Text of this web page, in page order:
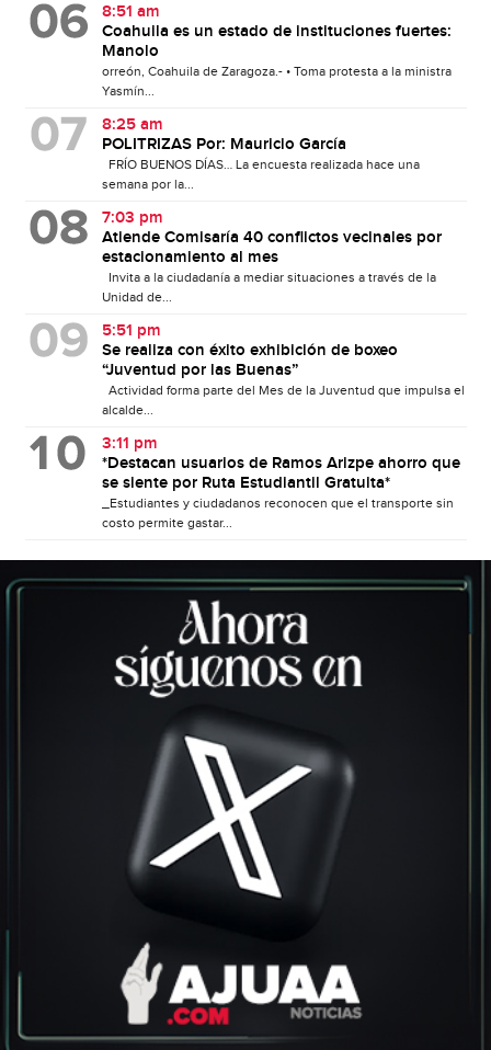
8:51 am
Coahuila es un estado de instituciones fuertes:
Manolo
orreón, Coahuila de Zaragoza.- • Toma protesta a la ministra
Yasmín...
8:25 am
POLITRIZAS Por: Mauricio García
FRÍO BUENOS DÍAS… La encuesta realizada hace una
semana por la...
7:03 pm
Atiende Comisaría 40 conflictos vecinales por
estacionamiento al mes
Invita a la ciudadanía a mediar situaciones a través de la
Unidad de...
5:51 pm
Se realiza con éxito exhibición de boxeo
“Juventud por las Buenas”
Actividad forma parte del Mes de la Juventud que impulsa el
alcalde...
3:11 pm
*Destacan usuarios de Ramos Arizpe ahorro que
se siente por Ruta Estudiantil Gratuita*
_Estudiantes y ciudadanos reconocen que el transporte sin
costo permite gastar...